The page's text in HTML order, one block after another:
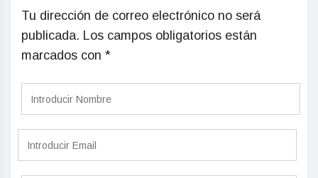
Tu dirección de correo electrónico no será
publicada. Los campos obligatorios están
marcados con *